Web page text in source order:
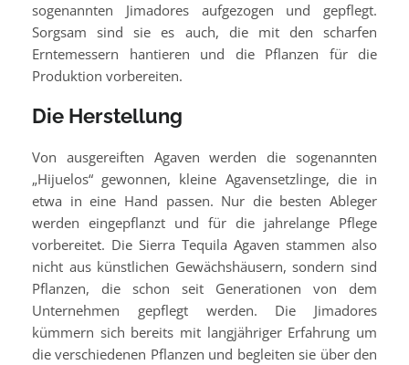
sogenannten Jimadores aufgezogen und gepflegt.
Sorgsam sind sie es auch, die mit den scharfen
Erntemessern hantieren und die Pflanzen für die
Produktion vorbereiten.
Die Herstellung
Von ausgereiften Agaven werden die sogenannten
„Hijuelos“ gewonnen, kleine Agavensetzlinge, die in
etwa in eine Hand passen. Nur die besten Ableger
werden eingepflanzt und für die jahrelange Pflege
vorbereitet. Die Sierra Tequila Agaven stammen also
nicht aus künstlichen Gewächshäusern, sondern sind
Pflanzen, die schon seit Generationen von dem
Unternehmen gepflegt werden. Die Jimadores
kümmern sich bereits mit langjähriger Erfahrung um
die verschiedenen Pflanzen und begleiten sie über den